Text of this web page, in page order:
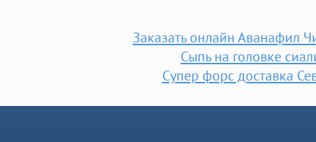
Заказать онлайн Аванафил
Сыпь на головке
Супер форс доставка